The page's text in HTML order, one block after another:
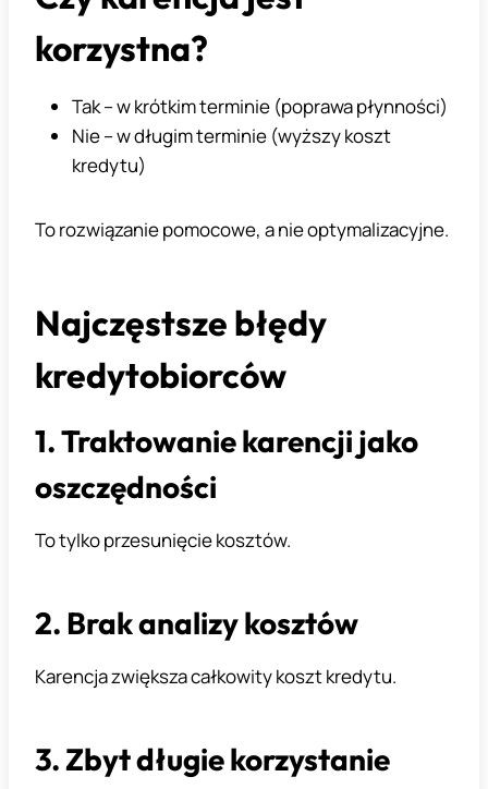
korzystna?
Tak – w krótkim terminie (poprawa płynności)
Nie – w długim terminie (wyższy koszt
kredytu)
To rozwiązanie pomocowe, a nie optymalizacyjne.
Najczęstsze błędy
kredytobiorców
1. Traktowanie karencji jako
oszczędności
To tylko przesunięcie kosztów.
2. Brak analizy kosztów
Karencja zwiększa całkowity koszt kredytu.
3. Zbyt długie korzystanie